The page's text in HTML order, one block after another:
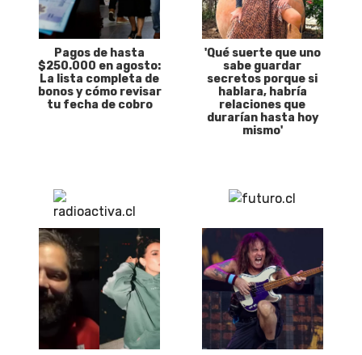
Pagos de hasta
$250.000 en agosto:
La lista completa de
bonos y cómo revisar
tu fecha de cobro
'Qué suerte que uno
sabe guardar
secretos porque si
hablara, habría
relaciones que
durarían hasta hoy
mismo'